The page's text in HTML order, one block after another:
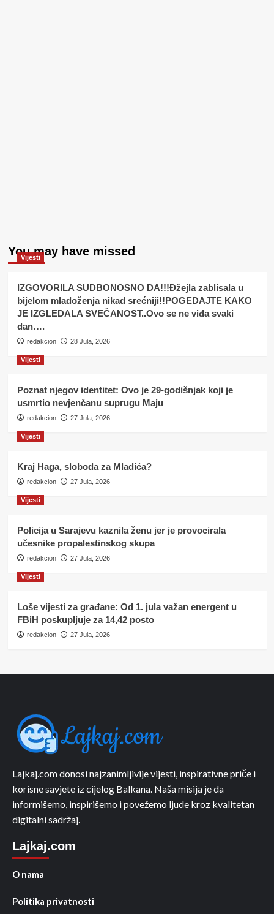
You may have missed
Vijesti
IZGOVORILA SUDBONOSNO DA!!!Đžejla zablisala u
bijelom mladoženja nikad srećniji!!POGEDAJTE KAKO
JE IZGLEDALA SVEČANOST..Ovo se ne viđa svaki
dan….
redakcion 28 Jula, 2026
Vijesti
Poznat njegov identitet: Ovo je 29-godišnjak koji je
usmrtio nevjenčanu suprugu Maju
redakcion 27 Jula, 2026
Vijesti
Kraj Haga, sloboda za Mladića?
redakcion 27 Jula, 2026
Vijesti
Policija u Sarajevu kaznila ženu jer je provocirala
učesnike propalestinskog skupa
redakcion 27 Jula, 2026
Vijesti
Loše vijesti za građane: Od 1. jula važan energent u
FBiH poskupljuje za 14,42 posto
redakcion 27 Jula, 2026
Lajkaj.com donosi najzanimljivije vijesti, inspirativne priče i
korisne savjete iz cijelog Balkana. Naša misija je da
informišemo, inspirišemo i povežemo ljude kroz kvalitetan
digitalni sadržaj.
Lajkaj.com
O nama
Politika privatnosti